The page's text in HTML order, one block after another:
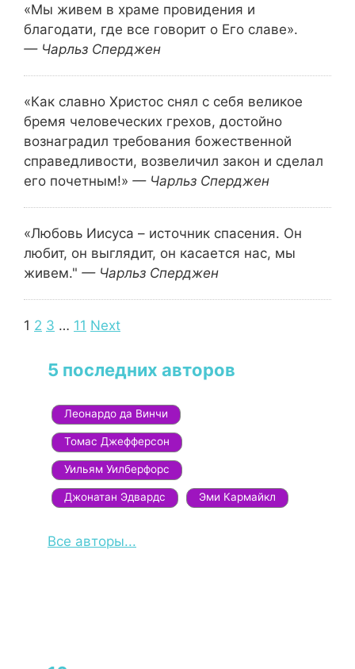
«Мы живем в храме провидения и
благодати, где все говорит о Его славе».
— Чарльз Сперджен
«Как славно Христос снял с себя великое
бремя человеческих грехов, достойно
вознаградил требования божественной
справедливости, возвеличил закон и сделал
его почетным!» — Чарльз Сперджен
«Любовь Иисуса – источник спасения. Он
любит, он выглядит, он касается нас, мы
живем." — Чарльз Сперджен
Navigation
1 2 3 … 11 Next
5 последних авторов
Леонардо да Винчи
Томас Джефферсон
Уильям Уилберфорс
Джонатан Эдвардс Эми Кармайкл
Все авторы...